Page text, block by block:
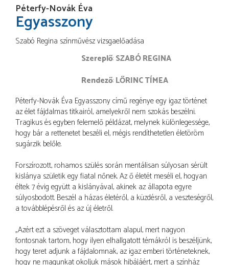
Péterfy-Novák Éva
Egyasszony
Szabó Regina színművész vizsgaelőadása
Szereplő SZABÓ REGINA
rendező LŐRINC TÍMEA
Péterfy-Novák Éva Egyasszony című regénye egy igaz történet
az élet fájdalmas titkairól, amelyekről nem szokás beszélni.
Tragikus és egyben felemelő példázat, melynek különlegessége,
hogy bár a rettenetet beszéli el, mégis rendíthetetlen életöröm
sugárzik belőle.
Forszírozott, rohamos szülés során mentálisan súlyosan sérült
kislánya születik egy fiatal nőnek. Az ő életét meséli el, hogyan
éltek 7 évig együtt a kislányával, akinek az állapota egyre
súlyosbodott. Beszél a házas életéről, a küzdésről, a veszteségről,
a továbblépésről és az új életről.
„Azért ezt a szöveget választottam alapul, mert nagyon
fontosnak tartom, hogy ilyen elhallgatott témákról is beszéljünk,
hogy teret adjunk a fájdalomnak, az igaz emberi történeteknek,
hogy ne magunkat okoljuk mások hibájáért, mert a színház